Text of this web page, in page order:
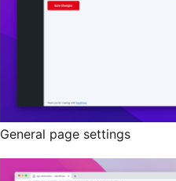
General page settings